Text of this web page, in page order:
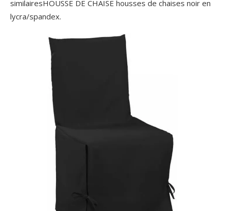
similairesHOUSSE DE CHAISE housses de chaises noir en
lycra/spandex.